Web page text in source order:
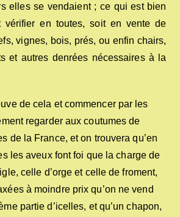
elles se vendaient ; ce qui est bien
vérifier en toutes, soit en vente de
vignes, bois, prés, ou enfin chairs,
et autres denrées nécessaires à la
de cela et commencer par les
regarder aux coutumes de
de la France, et on trouvera qu’en
les aveux font foi que la charge de
celle d’orge et celle de froment,
à moindre prix qu’on ne vend
partie d’icelles, et qu’un chapon,